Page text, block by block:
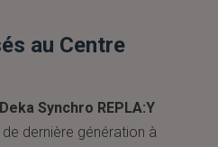
au Centre
Deka Synchro REPLA:Y
de dernière génération à